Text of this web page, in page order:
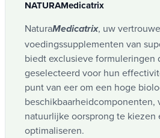
NATURAMedicatrix
NaturaMedicatrix, uw
voedingssupplementen van
biedt exclusieve formuleringen
geselecteerd voor hun
punt van eer om een hoge
beschikbaarheidcomponenten,
natuurlijke oorsprong te kiezen
optimaliseren.